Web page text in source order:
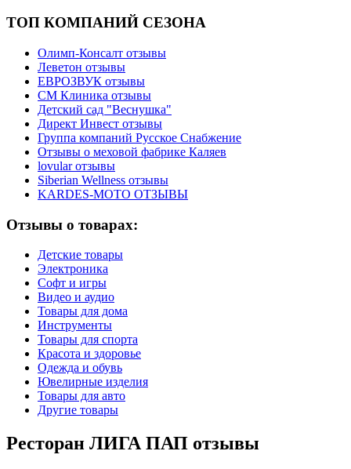
ТОП КОМПАНИЙ СЕЗОНА
Олимп-Консалт отзывы
Леветон отзывы
ЕВРОЗВУК отзывы
СМ Клиника отзывы
Детский сад "Веснушка"
Директ Инвест отзывы
Группа компаний Русское Снабжение
Отзывы о меховой фабрике Каляев
lovular отзывы
Siberian Wellness отзывы
KARDES-MOTO ОТЗЫВЫ
Отзывы о товарах:
Детские товары
Электроника
Софт и игры
Видео и аудио
Товары для дома
Инструменты
Товары для спорта
Красота и здоровье
Одежда и обувь
Ювелирные изделия
Товары для авто
Другие товары
Ресторан ЛИГА ПАП отзывы